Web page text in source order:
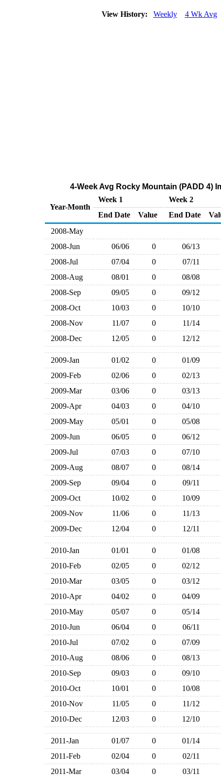
View History: Weekly 4 Wk Avg
4-Week Avg Rocky Mountain (PADD 4)
Year-Month
Week 1
Week 2
End Date
Value End Date
2008-May
2008-Jun
06/06 0
06/13
2008-Jul
07/04 0
07/11
2008-Aug
08/01 0
08/08
2008-Sep
09/05 0
09/12
2008-Oct
10/03 0
10/10
2008-Nov
11/07 0
11/14
2008-Dec
12/05 0 12/12
2009-Jan 01/02 0
01/09
2009-Feb
02/06 0
02/13
2009-Mar
03/06 0
03/13
2009-Apr
04/03 0
04/10
2009-May
05/01 0
05/08
2009-Jun
06/05 0
06/12
2009-Jul
07/03 0
07/10
2009-Aug
08/07 0
08/14
2009-Sep
09/04 0
09/11
2009-Oct
10/02 0
10/09
2009-Nov
11/06 0
11/13
2009-Dec
12/04 0 12/11
2010-Jan 01/01 0
01/08
2010-Feb
02/05 0
02/12
2010-Mar
03/05 0
03/12
2010-Apr
04/02 0
04/09
2010-May
05/07 0
05/14
2010-Jun
06/04 0
06/11
2010-Jul
07/02 0
07/09
2010-Aug
08/06 0
08/13
2010-Sep
09/03 0
09/10
2010-Oct
10/01 0
10/08
2010-Nov
11/05 0
11/12
2010-Dec
12/03 0 12/10
2011-Jan 01/07 0
01/14
2011-Feb
02/04 0
02/11
2011-Mar
03/04 0
03/11